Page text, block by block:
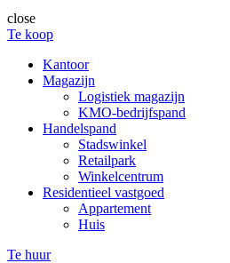
close
Te koop
Kantoor
Magazijn
Logistiek magazijn
KMO-bedrijfspand
Handelspand
Stadswinkel
Retailpark
Winkelcentrum
Residentieel vastgoed
Appartement
Huis
Te huur